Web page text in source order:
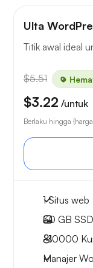
Ulta
Titik awal ideal
$5.51
$3.22 /untuk
Berlaku hingga
1 Situs web
30 GB
~10000
Manajer